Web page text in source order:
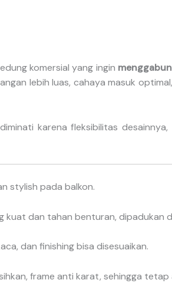
komersial yang ingin
lebih luas, cahaya masuk
karena fleksibilitas
stylish pada balkon.
kuat dan tahan benturan, dipadukan
dan finishing bisa disesuaikan.
frame anti karat, sehingga tetap